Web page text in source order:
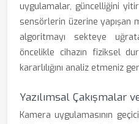
uygulamalar, güncelliğini
sensörlerin üzerine yapışan
algoritmayı sekteye
öncelikle cihazın fiziksel
kararlılığını analiz etmeniz
Yazılımsal Çakışmalar
Kamera uygulamasının